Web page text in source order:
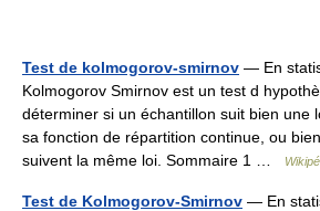
Test de kolmogorov-smirnov — En
Kolmogorov Smirnov est un test d
déterminer si un échantillon suit bien une
sa fonction de répartition continue, ou
suivent la même loi. Sommaire 1 …
Test de Kolmogorov-Smirnov — En